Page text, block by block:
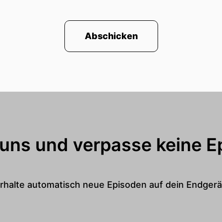
Jahre alt richtig?
Gymnasium in Blekede und sind jetzt der neue
Abschicken
und verpasse keine
automatisch neue Episoden auf dein